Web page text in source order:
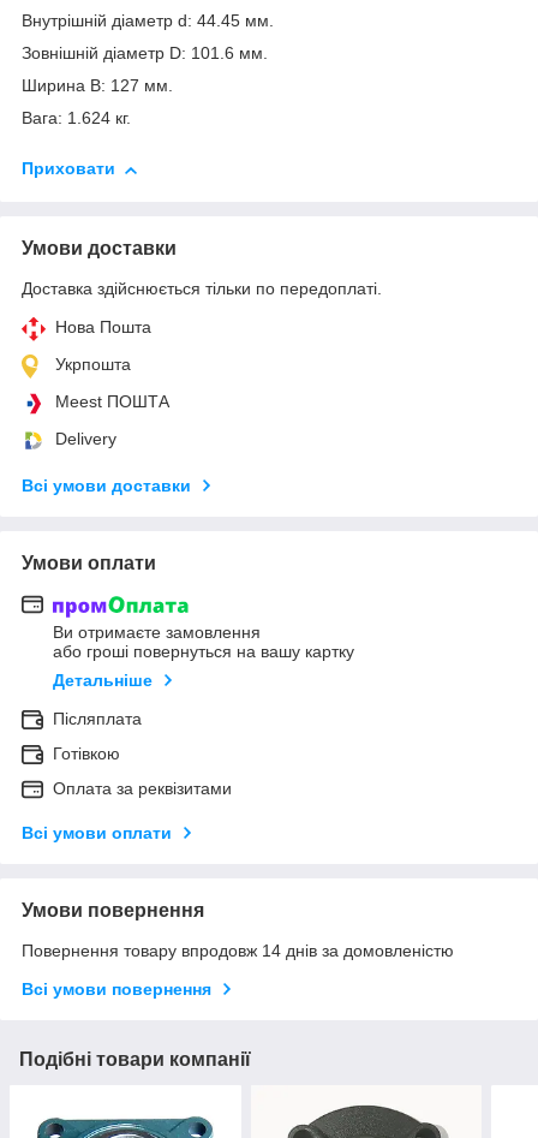
Внутрішній діаметр d: 44.45 мм.
Зовнішній діаметр D: 101.6 мм.
Ширина B: 127 мм.
Вага: 1.624 кг.
Приховати
Умови доставки
Доставка здійснюється тільки по передоплаті.
Нова Пошта
Укрпошта
Meest ПОШТА
Delivery
Всі умови доставки
Умови оплати
Ви отримаєте замовлення
або гроші повернуться на вашу картку
Детальніше
Післяплата
Готівкою
Оплата за реквізитами
Всі умови оплати
Умови повернення
Повернення товару впродовж 14 днів за домовленістю
Всі умови повернення
Подібні товари компанії